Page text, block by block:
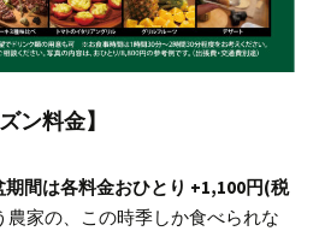
ン料金】
間は各料金おひとり +1,100円(税
農家の、この時季しか食べられな